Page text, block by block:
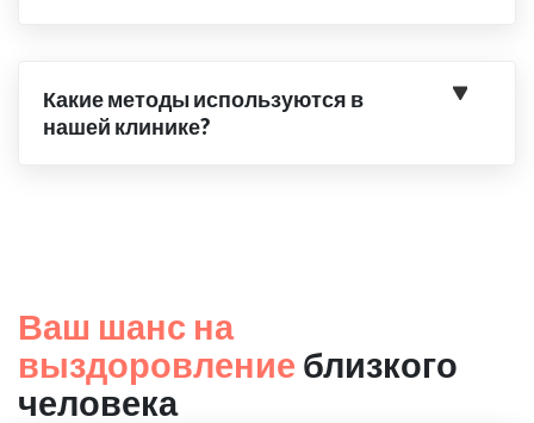
Какие методы используются в
нашей клинике?
Ваш шанс на
выздоровление близкого
человека